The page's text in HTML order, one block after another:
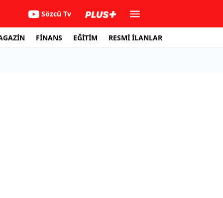
Sözcü Tv
FİNANS EĞİTİM RESMİ İLANLAR